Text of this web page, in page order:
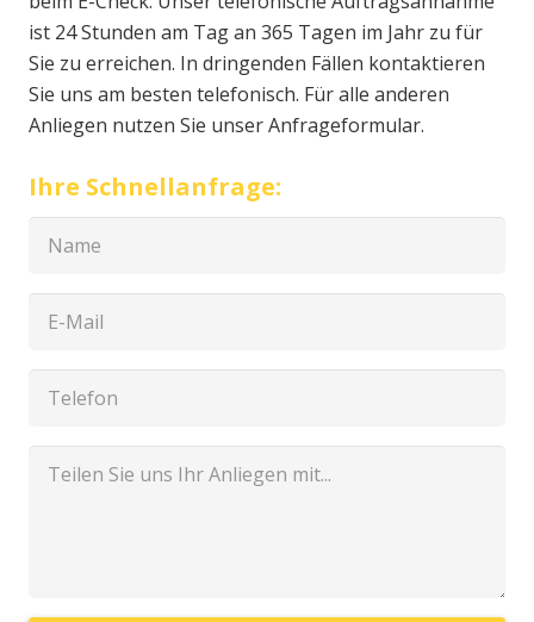
ist 24 Stunden am Tag an 365 Tagen im Jahr zu für
Sie zu erreichen. In dringenden Fällen kontaktieren
Sie uns am besten telefonisch. Für alle anderen
Anliegen nutzen Sie unser Anfrageformular.
Ihre Schnellanfrage: